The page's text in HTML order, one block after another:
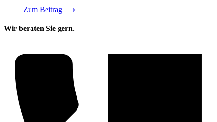
Zum Beitrag ⟶
Wir beraten Sie gern.